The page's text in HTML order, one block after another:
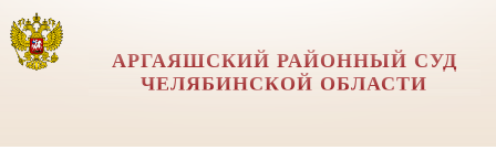
АРГАЯШСКИЙ РАЙОННЫЙ СУД
ЧЕЛЯБИНСКОЙ ОБЛАСТИ